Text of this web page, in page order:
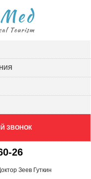
ЗВОНОК
26
Зеев Гуткин